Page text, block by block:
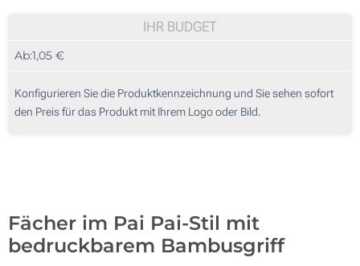
Lasergravur (Auf dem Holzstab)
Ohne Werbedruck
50
125
250
IHR BUDGET
Ab:1,05 €
Konfigurieren Sie die Produktkennzeichnung und Sie sehen sofort
den Preis für das Produkt mit Ihrem Logo oder Bild.
Fächer im Pai Pai-Stil mit
bedruckbarem Bambusgriff